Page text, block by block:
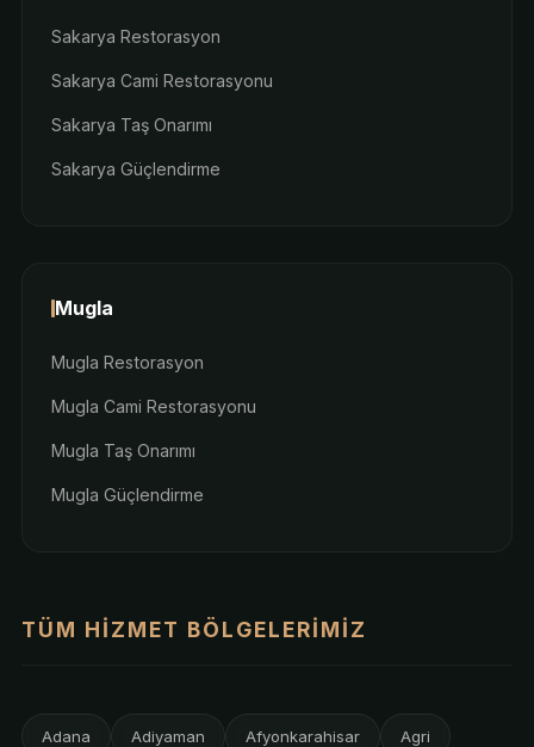
Sakarya Restorasyon
Sakarya Cami Restorasyonu
Sakarya Taş Onarımı
Sakarya Güçlendirme
Mugla
Mugla Restorasyon
Mugla Cami Restorasyonu
Mugla Taş Onarımı
Mugla Güçlendirme
TÜM HIZMET BÖLGELERIMIZ
Adana Adiyaman Afyonkarahisar Agri